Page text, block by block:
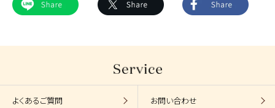
よくあるご質問 お問い合わせ